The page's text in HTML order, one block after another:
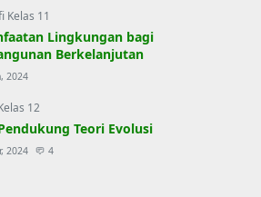
Kelas 11
Lingkungan bagi
Berkelanjutan
2024
12
Teori Evolusi
2024 4